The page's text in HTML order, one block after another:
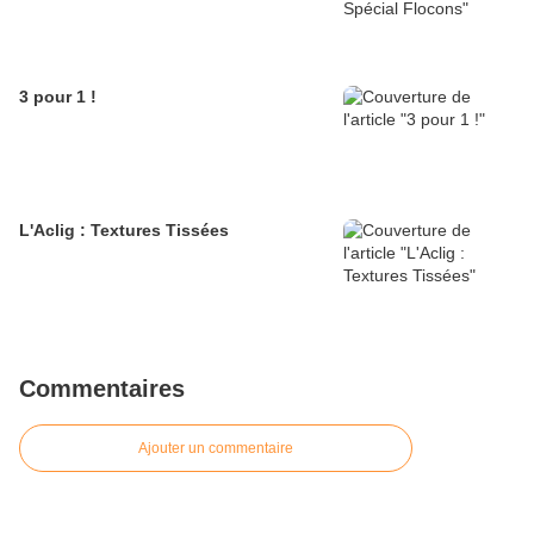
3 pour 1 !
L'Aclig : Textures Tissées
Commentaires
Ajouter un commentaire